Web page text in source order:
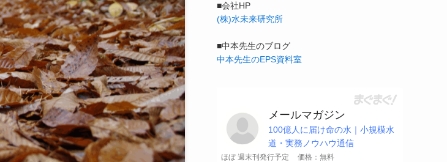
■会社HP
(株)水未来研究所
■中本先生のブログ
中本先生のEPS資料室
メールマガジン
100億人に届け命の水｜小規模水
道・実務ノウハウ通信
ほぼ 週末刊発行予定 価格：無料